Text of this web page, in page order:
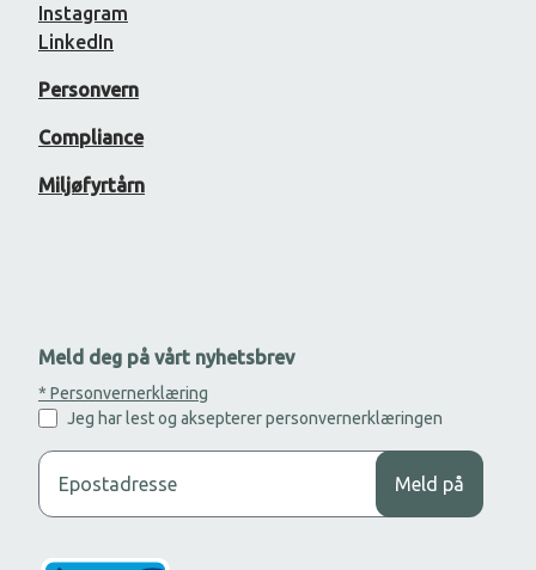
Instagram
LinkedIn
Personvern
Compliance
Miljøfyrtårn
Meld deg på vårt nyhetsbrev
* Personvernerklæring
Jeg har lest og aksepterer personvernerklæringen
Legg til din epost adresse for å motta nyhetsbrev.
Meld på